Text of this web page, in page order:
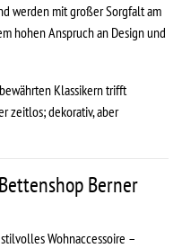
werden mit großer Sorgfalt am
hohen Anspruch an Design und
Klassikern trifft
zeitlos; dekorativ, aber
Berner
Wohnaccessoire –